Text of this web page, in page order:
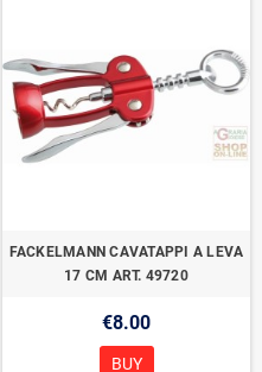
FACKELMANN CAVATAPPI A LEVA
17 CM ART. 49720
€8.00
BUY